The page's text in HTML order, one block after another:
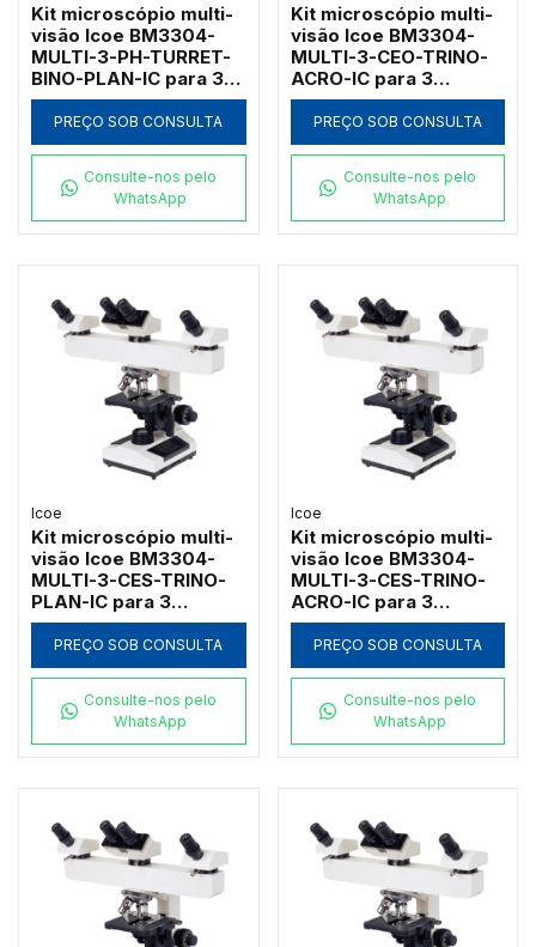
Kit microscópio multi-
visão Icoe BM3304-
MULTI-3-PH-TURRET-
BINO-PLAN-IC para 3
observadores com
contraste de fase
turret e
PREÇO SOB CONSULTA
Consulte-nos pelo
WhatsApp
Kit microscópio multi-
visão Icoe BM3304-
MULTI-3-CEO-TRINO-
ACRO-IC para 3
observadores com
contraste de fase
turret 1000x
PREÇO SOB CONSULTA
Consulte-nos pelo
WhatsApp
Icoe
Kit microscópio multi-
visão Icoe BM3304-
MULTI-3-CES-TRINO-
PLAN-IC para 3
observadores com
campo escuro a seco e
cabeçote trinocular
PREÇO SOB CONSULTA
Consulte-nos pelo
WhatsApp
Icoe
Kit microscópio multi-
visão Icoe BM3304-
MULTI-3-CES-TRINO-
ACRO-IC para 3
observadores com
campo escuro a seco e
cabeçote trinocular
PREÇO SOB CONSULTA
Consulte-nos pelo
WhatsApp